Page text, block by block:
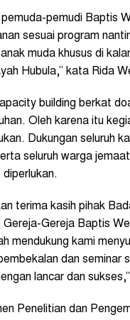
pemudi Baptis
sesuai program
muda khusus di
Hubula,” kata Rida
building berkat
Oleh karena itu
Dukungan seluruh
seluruh warga
diperlukan.
terima kasih pihak
Gereja-Gereja Baptis
mendukung kami
dan seminar
lancar dan
Penelitian dan